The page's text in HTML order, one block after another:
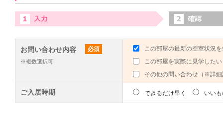
お問い合わせ内容 必須
※複数選択可
この部屋の最新の空室状況
この部屋を実際に見学したい
その他の問い合わせ（※詳
ご入居時期 できるだけ早く いい